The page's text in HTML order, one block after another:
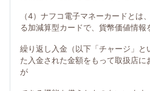
（4）ナフコ電子マネーカードとは
る加減算型カードで、貨幣価値情報
繰り返し入金（以下「チャージ」と
た入金された金額をもって取扱店に
が